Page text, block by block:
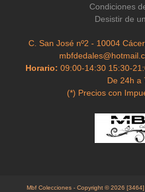
Condiciones
Desistir de
C. San José nº2 - 10004
Horario: 09:00-14:30 15:30-
De 24h a
(*) Precios con
Mbf Colecciones- Copyright © 2026